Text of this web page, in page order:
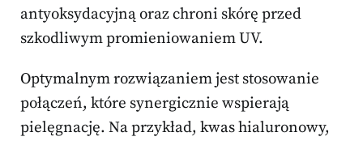
antyoksydacyjną oraz chroni skórę przed
szkodliwym promieniowaniem UV.
Optymalnym rozwiązaniem jest stosowanie
połączeń, które synergicznie wspierają
pielęgnację. Na przykład, kwas hialuronowy,